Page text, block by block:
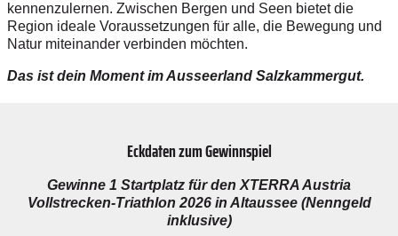
kennenzulernen. Zwischen Bergen und Seen bietet die
Region ideale Voraussetzungen für alle, die Bewegung und
Natur miteinander verbinden möchten.
Das ist dein Moment im Ausseerland Salzkammergut.
Eckdaten zum Gewinnspiel
Gewinne 1 Startplatz für den XTERRA Austria
Vollstrecken-Triathlon 2026 in Altaussee (Nenngeld
inklusive)